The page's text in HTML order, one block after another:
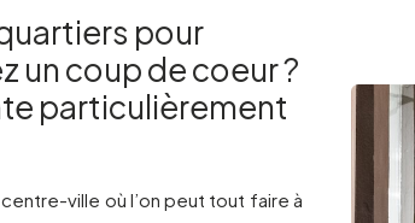
pour
un coup de coeur ?
particulièrement
ville où l’on peut tout faire à